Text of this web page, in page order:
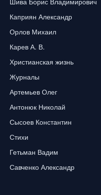
Каприян Александр
Орлов Михаил
Карев А. В.
Христианская жизнь
Журналы
Артемьев Олег
Антонюк Николай
Сысоев Константин
Стихи
Гетьман Вадим
Савченко Александр